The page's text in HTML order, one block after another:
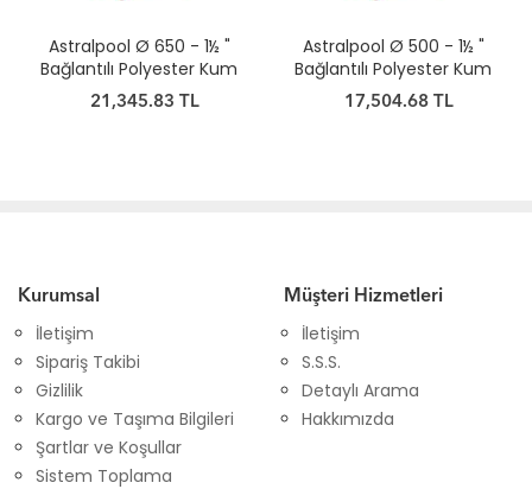
Astralpool Ø 650 - 1½ "
Bağlantılı Polyester Kum
Filtresi
21,345.83 TL
Astralpool Ø 500 - 1½ "
Bağlantılı Polyester Kum
Filtresi
17,504.68 TL
Kurumsal
İletişim
Sipariş Takibi
Gizlilik
Kargo ve Taşıma Bilgileri
Şartlar ve Koşullar
Sistem Toplama
Müşteri Hizmetleri
İletişim
S.S.S.
Detaylı Arama
Hakkımızda